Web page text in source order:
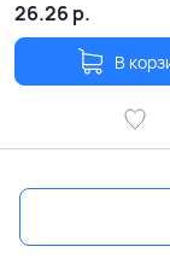
26.26 р.
В